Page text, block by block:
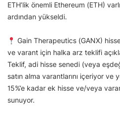
ETH’lik önemli Ethereum (ETH)
ardından yükseldi.
Gain Therapeutics (GANX)
ve varant için halka arz teklifi
Teklif, adi hisse senedi (veya
satın alma varantlarını içeriyor
15%’e kadar ek hisse ve/veya
sunuyor.